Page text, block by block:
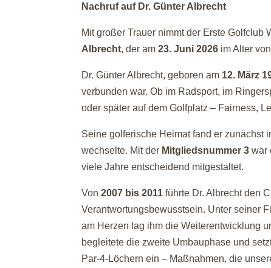
Nachruf auf Dr. Günter Albrecht
Mit großer Trauer nimmt der Erste
Albrecht, der am23. Juni 2026 im Alter
Dr. Günter Albrecht, geboren am 12. März
verbunden war. Ob im Radsport, im
oder später auf dem Golfplatz – Fairness,
Seine golferische Heimat fand er zunächst
wechselte. Mit der Mitgliedsnummer 3 war
viele Jahre entscheidend mitgestaltet.
Von2007 bis 2011 führte Dr. Albrecht den
Verantwortungsbewusstsein. Unter seiner
am Herzen lag ihm die Weiterentwicklung
begleitete die zweite Umbauphase und
Par-4-Löchern ein – Maßnahmen, die